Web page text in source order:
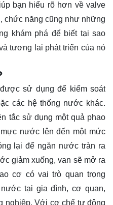
bạn hiểu rõ hơn về valve
chức năng cũng như những
khám phá để biết tại sao
tương lai phát triển của nó
sử dụng để kiểm soát
các hệ thống nước khác.
tắc sử dụng một quả phao
nước lên đến một mức
lại để ngăn nước tràn ra
giảm xuống, van sẽ mở ra
cơ có vai trò quan trọng
tại gia đình, cơ quan,
nghiệp. Với cơ chế tự động